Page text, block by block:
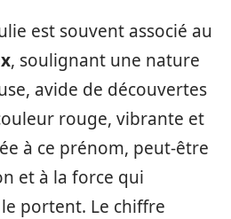
est souvent associé au
, soulignant une nature
avide de découvertes
rouge, vibrante et
à ce prénom, peut-être
et à la force qui
portent. Le chiffre